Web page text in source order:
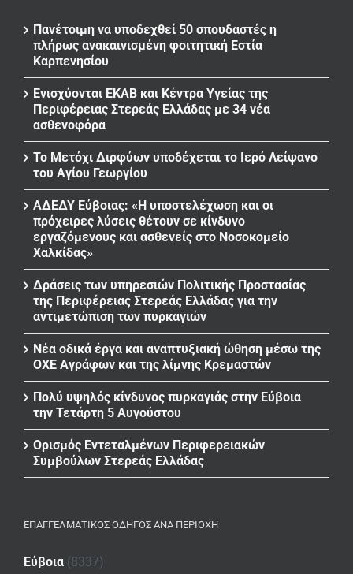
Πανέτοιμη να υποδεχθεί 50 σπουδαστές η
πλήρως ανακαινισμένη φοιτητική Εστία
Καρπενησίου
Ενισχύονται ΕΚΑΒ και Κέντρα Υγείας της
Περιφέρειας Στερεάς Ελλάδας με 34 νέα
ασθενοφόρα
Το Μετόχι Διρφύων υποδέχεται το Ιερό Λείψανο
του Αγίου Γεωργίου
ΑΔΕΔΥ Εύβοιας: «Η υποστελέχωση και οι
πρόχειρες λύσεις θέτουν σε κίνδυνο
εργαζόμενους και ασθενείς στο Νοσοκομείο
Χαλκίδας»
Δράσεις των υπηρεσιών Πολιτικής Προστασίας
της Περιφέρειας Στερεάς Ελλάδας για την
αντιμετώπιση των πυρκαγιών
Νέα οδικά έργα και αναπτυξιακή ώθηση μέσω της
ΟΧΕ Αγράφων και της λίμνης Κρεμαστών
Πολύ υψηλός κίνδυνος πυρκαγιάς στην Εύβοια
την Τετάρτη 5 Αυγούστου
Ορισμός Εντεταλμένων Περιφερειακών
Συμβούλων Στερεάς Ελλάδας
ΕΠΑΓΓΕΛΜΑΤΙΚΌΣ ΟΔΗΓΌΣ ΑΝΆ ΠΕΡΙΟΧΉ
Εύβοια (8337)